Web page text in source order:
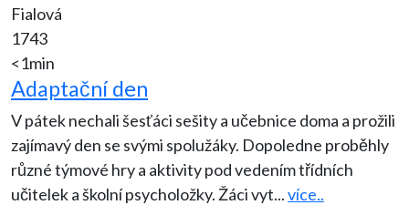
Fialová
1743
<1min
Adaptační den
V pátek nechali šesťáci sešity a učebnice doma a prožili
zajímavý den se svými spolužáky. Dopoledne proběhly
různé týmové hry a aktivity pod vedením třídních
učitelek a školní psycholožky. Žáci vyt...více..